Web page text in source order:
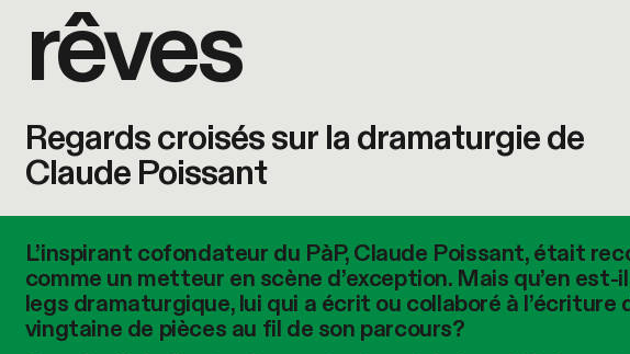
rêves
Regards croisés sur la dramaturgie de
Claude Poissant
L’inspirant cofondateur du PàP, Claude Poissant, était
comme un metteur en scène d’exception. Mais qu’en
legs dramaturgique, lui qui a écrit ou collaboré à l’écriture
vingtaine de pièces au fil de son parcours?